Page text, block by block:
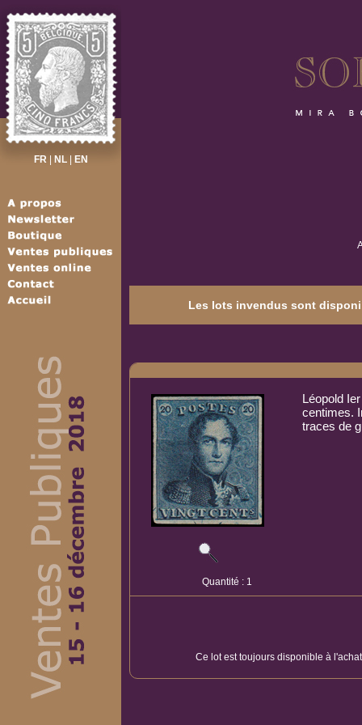
FR| NL| EN
Les lots invendus sont
Léopold
centimes.
traces de
Quantité : 1
Ce lot est toujours disponible à